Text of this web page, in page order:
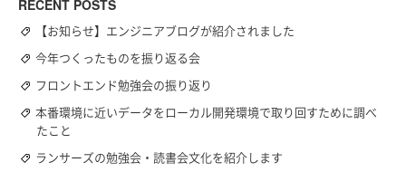
RECENT POSTS
【お知らせ】エンジニアブログが紹介されました
今年つくったものを振り返る会
フロントエンド勉強会の振り返り
本番環境に近いデータをローカル開発環境で取り回すために調べ
たこと
ランサーズの勉強会・読書会文化を紹介します